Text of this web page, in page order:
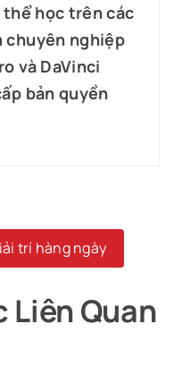
thể học trên các
chuyên nghiệp
và DaVinci
bản quyền
trí hàng ngày
Liên Quan